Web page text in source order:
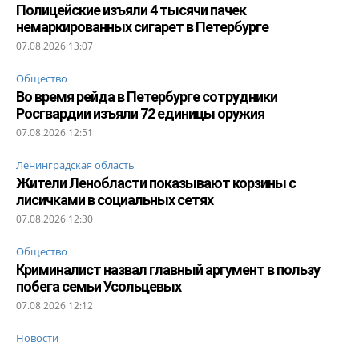
Полицейские изъяли 4 тысячи пачек
немаркированных сигарет в Петербурге
07.08.2026 13:07
Общество
Во время рейда в Петербурге сотрудники
Росгвардии изъяли 72 единицы оружия
07.08.2026 12:51
Ленинградская область
Жители Ленобласти показывают корзины с
лисичками в социальных сетях
07.08.2026 12:30
Общество
Криминалист назвал главный аргумент в пользу
побега семьи Усольцевых
07.08.2026 12:12
Новости